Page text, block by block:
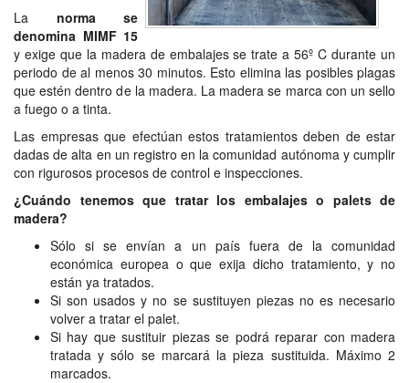
La norma se
denomina MIMF 15
y exige que la madera de embalajes se trate a 56º C durante un
periodo de al menos 30 minutos. Esto elimina las posibles plagas
que estén dentro de la madera. La madera se marca con un sello
a fuego o a tinta.
Las empresas que efectúan estos tratamientos deben de estar
dadas de alta en un registro en la comunidad autónoma y cumplir
con rigurosos procesos de control e inspecciones.
¿Cuándo tenemos que tratar los embalajes o palets de
madera?
Sólo si se envían a un país fuera de la comunidad
económica europea o que exija dicho tratamiento, y no
están ya tratados.
Si son usados y no se sustituyen piezas no es necesario
volver a tratar el palet.
Si hay que sustituir piezas se podrá reparar con madera
tratada y sólo se marcará la pieza sustituida. Máximo 2
marcados.